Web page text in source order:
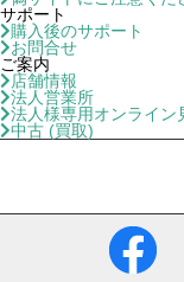
サポート
購入後のサポート
お問合せ
ご案内
店舗情報
法人営業所
法人様専用オンライン
中古 (買取)